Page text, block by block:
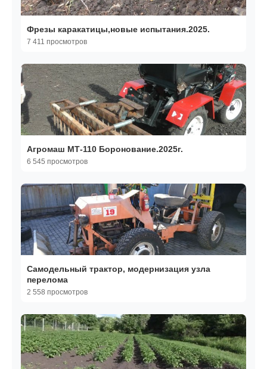
Фрезы каракатицы,новые испытания.2025.
7 411 просмотров
Агромаш МТ-110 Боронование.2025г.
6 545 просмотров
Самодельный трактор, модернизация узла
перелома
2 558 просмотров